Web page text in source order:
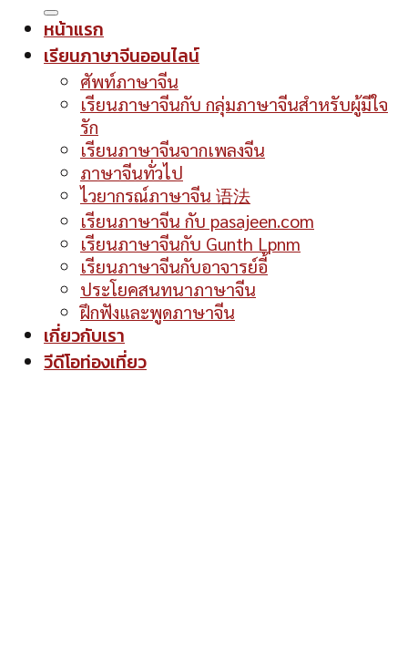
หน้าแรก
เรียนภาษาจีนออนไลน์
ศัพท์ภาษาจีน
เรียนภาษาจีนกับ กลุ่มภาษาจีนสำหรับผู้มีใจ
รัก
เรียนภาษาจีนจากเพลงจีน
ภาษาจีนทั่วไป
ไวยากรณ์ภาษาจีน 语法
เรียนภาษาจีน กับ pasajeen.com
เรียนภาษาจีนกับ Gunth Lpnm
เรียนภาษาจีนกับอาจารย์อี้
ประโยคสนทนาภาษาจีน
ฝึกฟังและพูดภาษาจีน
เกี่ยวกับเรา
วีดีโอท่องเที่ยว